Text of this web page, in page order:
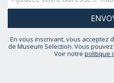
En vous inscrivant, vous acceptez
de Museum Selection. Vous
Voir notre politique